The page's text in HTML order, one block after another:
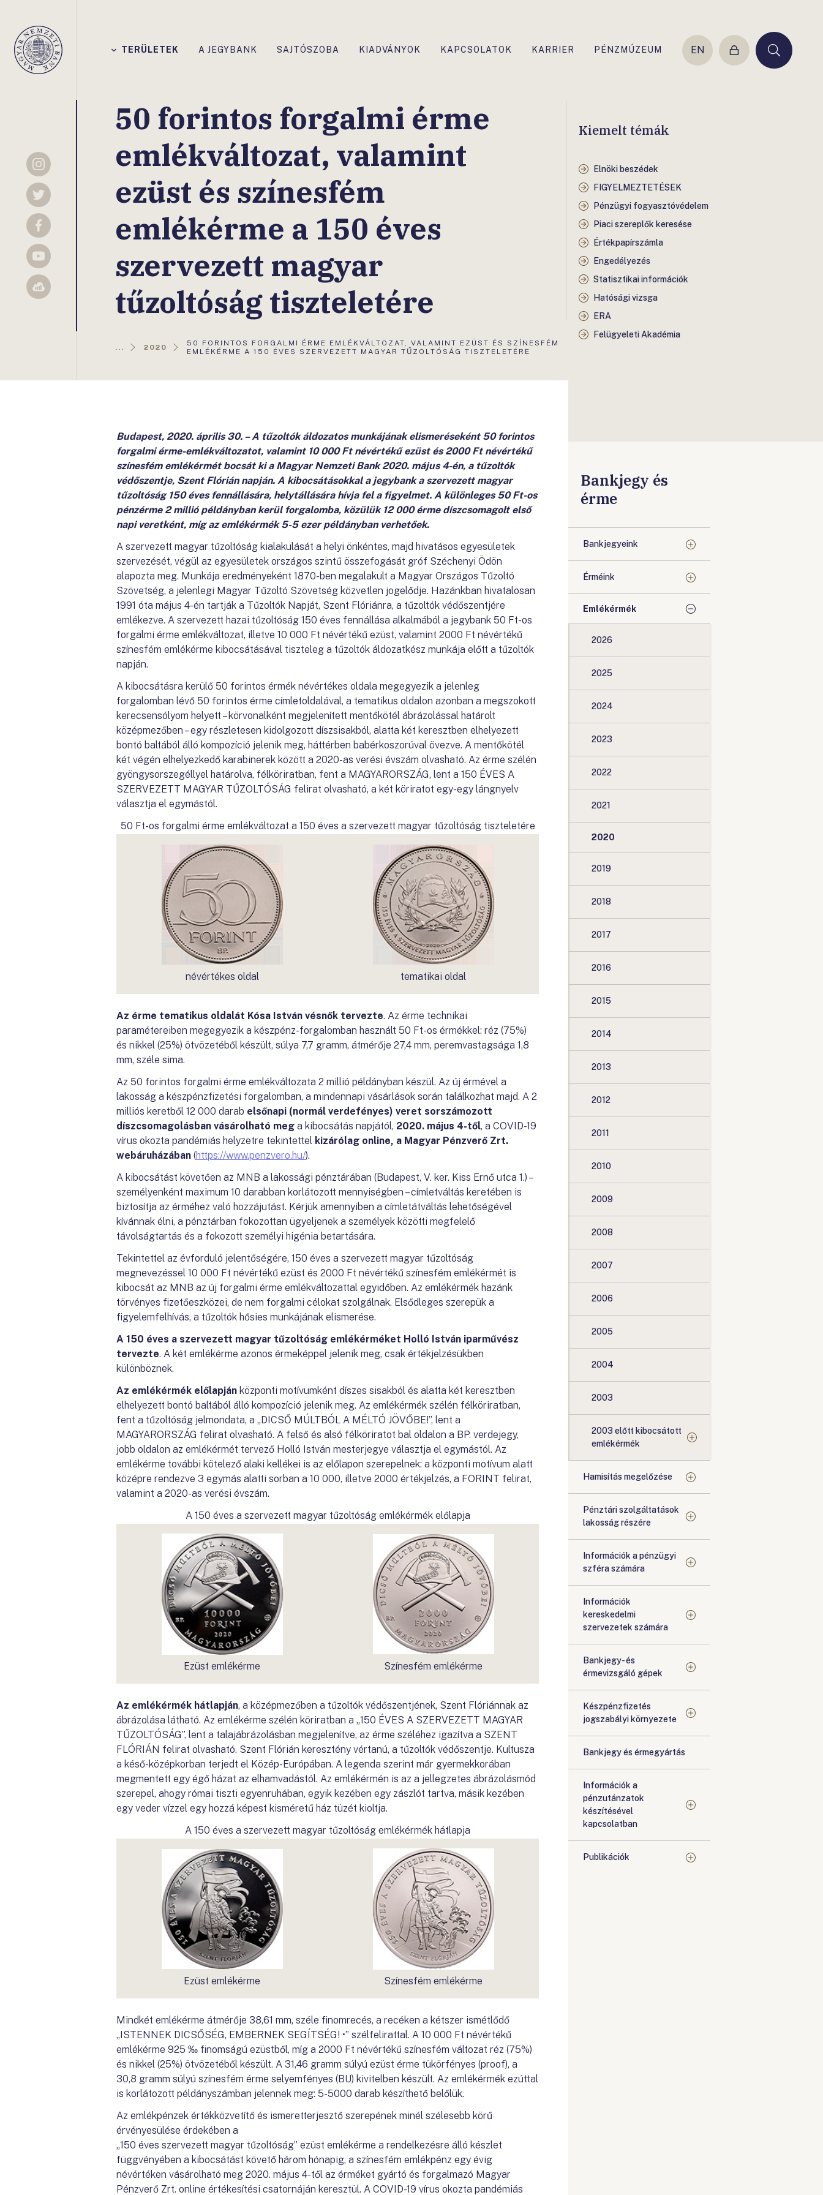
Magyar
Nemzeti
TERÜLETEK A JEGYBANK SAJTÓSZOBA KIADVÁNYOK KAPCSOLATOK KARRIER PÉNZMÚZEUM EN
Belépés Keresés
Instagram
Twitter
Facebook
YouTube
Sellsy
50 forintos forgalmi érme
emlékváltozat, valamint
ezüst és színesfém
emlékérme a 150 éves
szervezett magyar
tűzoltóság tiszteletére
... 2020
AKTUÁLIS
OLDAL:
50 FORINTOS FORGALMI ÉRME EMLÉKVÁLTOZAT, VALAMINT EZÜST ÉS SZÍNESFÉM
EMLÉKÉRME A 150 ÉVES SZERVEZETT MAGYAR TŰZOLTÓSÁG TISZTELETÉRE
Kiemelt témák
Elnöki beszédek
FIGYELMEZTETÉSEK
Pénzügyi fogyasztóvédelem
Piaci szereplők keresése
Értékpapírszámla
Engedélyezés
Statisztikai információk
Hatósági vizsga
ERA
Felügyeleti Akadémia
Budapest, 2020. április 30. – A tűzoltók áldozatos munkájának elismeréseként 50 forintos
forgalmi érme-emlékváltozatot, valamint 10 000 Ft névértékű ezüst és 2000 Ft névértékű
színesfém emlékérmét bocsát ki a Magyar Nemzeti Bank 2020. május 4-én, a tűzoltók
védőszentje, Szent Flórián napján. A kibocsátásokkal a jegybank a szervezett magyar
tűzoltóság 150 éves fennállására, helytállására hívja fel a figyelmet. A különleges 50 Ft-os
pénzérme 2 millió példányban kerül forgalomba, közülük 12 000 érme díszcsomagolt első
napi veretként, míg az emlékérmék 5-5 ezer példányban verhetőek.
A szervezett magyar tűzoltóság kialakulását a helyi önkéntes, majd hivatásos egyesületek
szervezését, végül az egyesületek országos szintű összefogását gróf Széchenyi Ödön
alapozta meg. Munkája eredményeként 1870-ben megalakult a Magyar Országos Tűzoltó
Szövetség, a jelenlegi Magyar Tűzoltó Szövetség közvetlen jogelődje. Hazánkban hivatalosan
1991 óta május 4-én tartják a Tűzoltók Napját, Szent Flóriánra, a tűzoltók védőszentjére
emlékezve. A szervezett hazai tűzoltóság 150 éves fennállása alkalmából a jegybank 50 Ft-os
forgalmi érme emlékváltozat, illetve 10 000 Ft névértékű ezüst, valamint 2000 Ft névértékű
színesfém emlékérme kibocsátásával tiszteleg a tűzoltók áldozatkész munkája előtt a tűzoltók
napján.
A kibocsátásra kerülő 50 forintos érmék névértékes oldala megegyezik a jelenleg
forgalomban lévő 50 forintos érme címletoldalával, a tematikus oldalon azonban a megszokott
kerecsensólyom helyett – körvonalként megjelenített mentőkötél ábrázolással határolt
középmezőben – egy részletesen kidolgozott díszsisakból, alatta két keresztben elhelyezett
bontó baltából álló kompozíció jelenik meg, háttérben babérkoszorúval övezve. A mentőkötél
két végén elhelyezkedő karabinerek között a 2020-as verési évszám olvasható. Az érme szélén
gyöngysorszegéllyel határolva, félköriratban, fent a MAGYARORSZÁG, lent a 150 ÉVES A
SZERVEZETT MAGYAR TŰZOLTÓSÁG felirat olvasható, a két köriratot egy-egy lángnyelv
választja el egymástól.
50 Ft-os forgalmi érme emlékváltozat a 150 éves a szervezett magyar tűzoltóság tiszteletére
névértékes oldal tematikai oldal
Az érme tematikus oldalát Kósa István vésnők tervezte. Az érme technikai
paramétereiben megegyezik a készpénz-forgalomban használt 50 Ft-os érmékkel: réz (75%)
és nikkel (25%) ötvözetéből készült, súlya 7,7 gramm, átmérője 27,4 mm, peremvastagsága 1,8
mm, széle sima.
Az 50 forintos forgalmi érme emlékváltozata 2 millió példányban készül. Az új érmével a
lakosság a készpénzfizetési forgalomban, a mindennapi vásárlások során találkozhat majd. A 2
milliós keretből 12 000 darab elsőnapi (normál verdefényes) veret sorszámozott
díszcsomagolásban vásárolható meg a kibocsátás napjától, 2020. május 4-től, a COVID-19
vírus okozta pandémiás helyzetre tekintettel kizárólag online, a Magyar Pénzverő Zrt.
webáruházában (https://www.penzvero.hu/).
A kibocsátást követően az MNB a lakossági pénztárában (Budapest, V. ker. Kiss Ernő utca 1.) –
személyenként maximum 10 darabban korlátozott mennyiségben – címletváltás keretében is
biztosítja az érméhez való hozzájutást. Kérjük amennyiben a címletátváltás lehetőségével
kívánnak élni, a pénztárban fokozottan ügyeljenek a személyek közötti megfelelő
távolságtartás és a fokozott személyi higénia betartására.
Tekintettel az évforduló jelentőségére, 150 éves a szervezett magyar tűzoltóság
megnevezéssel 10 000 Ft névértékű ezüst és 2000 Ft névértékű színesfém emlékérmét is
kibocsát az MNB az új forgalmi érme emlékváltozattal egyidőben. Az emlékérmék hazánk
törvényes fizetőeszközei, de nem forgalmi célokat szolgálnak. Elsődleges szerepük a
figyelemfelhívás, a tűzoltók hősies munkájának elismerése.
A 150 éves a szervezett magyar tűzoltóság emlékérméket Holló István iparművész
tervezte. A két emlékérme azonos érmeképpel jelenik meg, csak értékjelzésükben
különböznek.
Az emlékérmék előlapján központi motívumként díszes sisakból és alatta két keresztben
elhelyezett bontó baltából álló kompozíció jelenik meg. Az emlékérmék szélén félköriratban,
fent a tűzoltóság jelmondata, a „DICSŐ MÚLTBÓL A MÉLTÓ JÖVŐBE!”, lent a
MAGYARORSZÁG felirat olvasható. A felső és alsó félköriratot bal oldalon a BP. verdejegy,
jobb oldalon az emlékérmét tervező Holló István mesterjegye választja el egymástól. Az
emlékérme további kötelező alaki kellékei is az előlapon szerepelnek: a központi motívum alatt
középre rendezve 3 egymás alatti sorban a 10 000, illetve 2000 értékjelzés, a FORINT felirat,
valamint a 2020-as verési évszám.
A 150 éves a szervezett magyar tűzoltóság emlékérmék előlapja
Ezüst emlékérme Színesfém emlékérme
Az emlékérmék hátlapján, a középmezőben a tűzoltók védőszentjének, Szent Flóriánnak az
ábrázolása látható. Az emlékérme szélén köriratban a „150 ÉVES A SZERVEZETT MAGYAR
TŰZOLTÓSÁG”, lent a talajábrázolásban megjelenítve, az érme széléhez igazítva a SZENT
FLÓRIÁN felirat olvasható. Szent Flórián keresztény vértanú, a tűzoltók védőszentje. Kultusza
a késő-középkorban terjedt el Közép-Európában. A legenda szerint már gyermekkorában
megmentett egy égő házat az elhamvadástól. Az emlékérmén is az a jellegzetes ábrázolásmód
szerepel, ahogy római tiszti egyenruhában, egyik kezében egy zászlót tartva, másik kezében
egy veder vízzel egy hozzá képest kisméretű ház tüzét kioltja.
A 150 éves a szervezett magyar tűzoltóság emlékérmék hátlapja
Ezüst emlékérme Színesfém emlékérme
Mindkét emlékérme átmérője 38,61 mm, széle finomrecés, a recéken a kétszer ismétlődő
„ISTENNEK DICSŐSÉG, EMBERNEK SEGÍTSÉG! •” szélfelirattal. A 10 000 Ft névértékű
emlékérme 925 ‰ finomságú ezüstből, míg a 2000 Ft névértékű színesfém változat réz (75%)
és nikkel (25%) ötvözetéből készült. A 31,46 gramm súlyú ezüst érme tükörfényes (proof), a
30,8 gramm súlyú színesfém érme selyemfényes (BU) kivitelben készült. Az emlékérmék ezúttal
is korlátozott példányszámban jelennek meg: 5-5000 darab készíthető belőlük.
Az emlékpénzek értékközvetítő és ismeretterjesztő szerepének minél szélesebb körű
érvényesülése érdekében a
„150 éves szervezett magyar tűzoltóság” ezüst emlékérme a rendelkezésre álló készlet
függvényében a kibocsátást követő három hónapig, a színesfém emlékpénz egy évig
névértéken vásárolható meg 2020. május 4-től az érméket gyártó és forgalmazó Magyar
Pénzverő Zrt. online értékesítési csatornáján keresztül. A COVID-19 vírus okozta pandémiás
Bankjegy és
érme
Bankjegyeink
Érméink
Emlékérmék
2026
2025
2024
2023
2022
2021
2020
2019
2018
2017
2016
2015
2014
2013
2012
2011
2010
2009
2008
2007
2006
2005
2004
2003
2003 előtt kibocsátott
emlékérmék
Hamisítás megelőzése
Pénztári szolgáltatások
lakosság részére
Információk a pénzügyi
szféra számára
Információk
kereskedelmi
szervezetek számára
Bankjegy- és
érmevizsgáló gépek
Készpénzfizetés
jogszabályi környezete
Bankjegy és érmegyártás
Információk a
pénzutánzatok
készítésével
kapcsolatban
Publikációk